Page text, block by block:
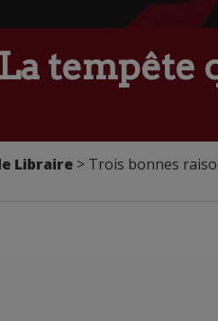
tempête
Libraire > Trois bonnes